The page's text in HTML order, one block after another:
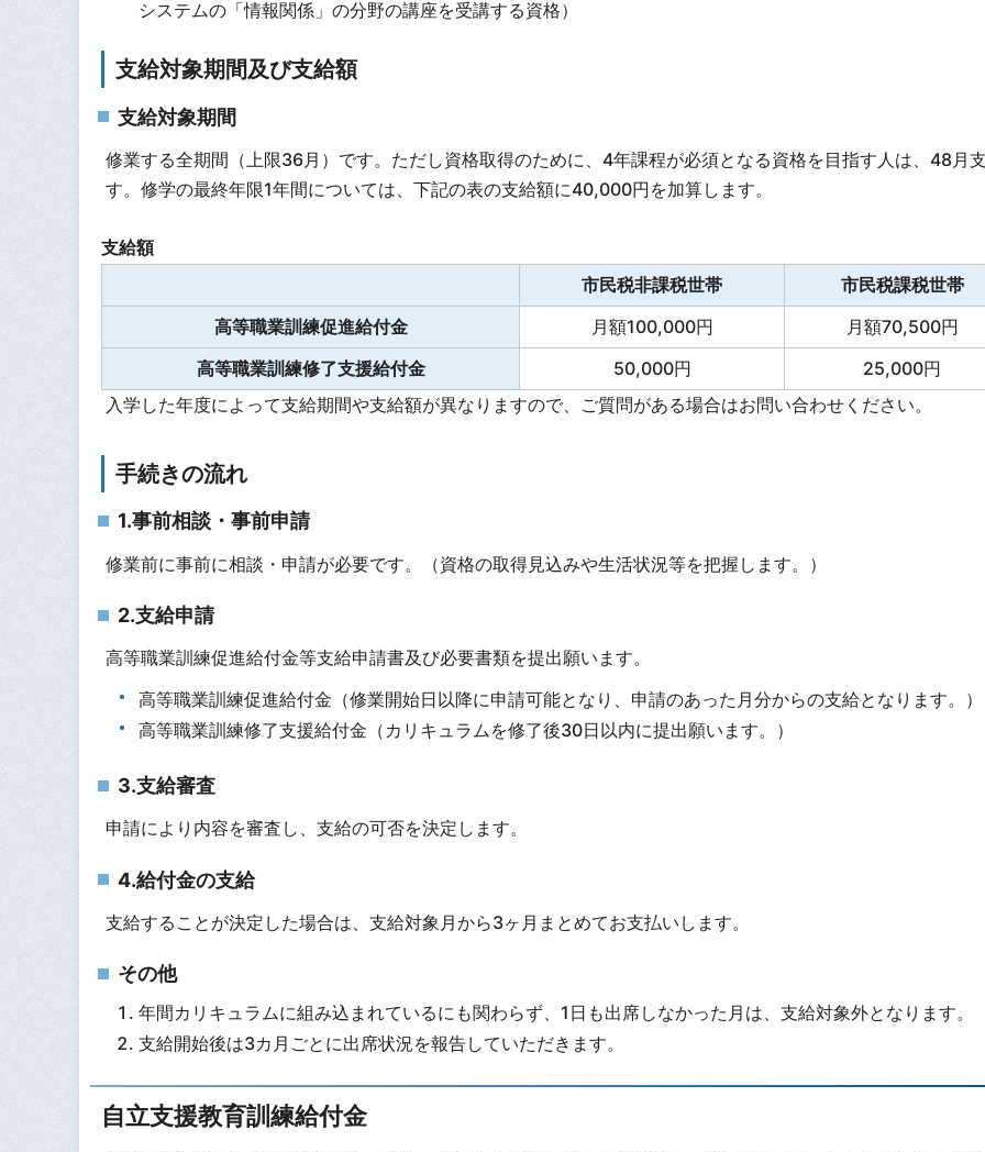
システムの「情報関係」の分野の講座を受講する資格）
支給対象期間及び支給額
支給対象期間
修業する全期間（上限36月）です。ただし資格取得のために、4年課程が必須となる資格を目指す人は、48月
す。修学の最終年限1年間については、下記の表の支給額に40,000円を加算します。
支給額
市民税非課税世帯
市民税課税世帯
高等職業訓練促進給付金
月額100,000円
月額70,500円
高等職業訓練修了支援給付金
50,000円
25,000円
入学した年度によって支給期間や支給額が異なりますので、ご質問がある場合はお問い合わせください。
手続きの流れ
1.事前相談・事前申請
修業前に事前に相談・申請が必要です。（資格の取得見込みや生活状況等を把握します。）
2.支給申請
高等職業訓練促進給付金等支給申請書及び必要書類を提出願います。
高等職業訓練促進給付金（修業開始日以降に申請可能となり、申請のあった月分からの支給となります。）
高等職業訓練修了支援給付金（カリキュラムを修了後30日以内に提出願います。）
3.支給審査
申請により内容を審査し、支給の可否を決定します。
4.給付金の支給
支給することが決定した場合は、支給対象月から3ヶ月まとめてお支払いします。
その他
年間カリキュラムに組み込まれているにも関わらず、1日も出席しなかった月は、支給対象外となります。
支給開始後は3カ月ごとに出席状況を報告していただきます。
自立支援教育訓練給付金